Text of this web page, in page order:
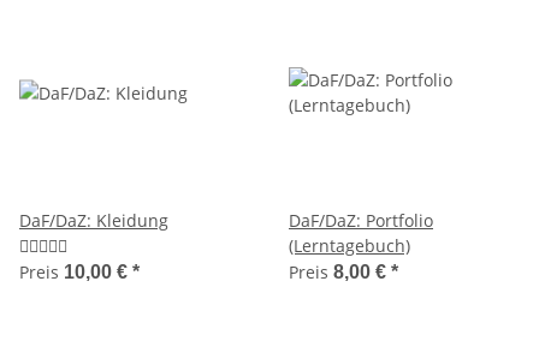
DaF/DaZ: Kleidung
Preis 10,00 € *
DaF/DaZ: Portfolio
(Lerntagebuch)
Preis 8,00 € *